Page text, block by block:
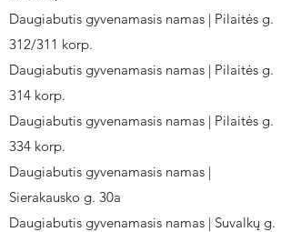
Daugiabutis gyvenamasis namas | Pilaitės g.
312/311 korp.
Daugiabutis gyvenamasis namas | Pilaitės g.
314 korp.
Daugiabutis gyvenamasis namas | Pilaitės g.
334 korp.
Daugiabutis gyvenamasis namas |
Sierakausko g. 30a
Daugiabutis gyvenamasis namas | Suvalkų g.